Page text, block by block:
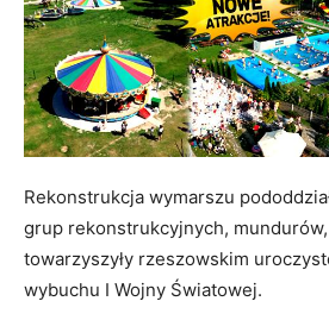
Rekonstrukcja wymarszu
grup rekonstrukcyjnych,
towarzyszyły rzeszowskim
wybuchu I Wojny Światowej.